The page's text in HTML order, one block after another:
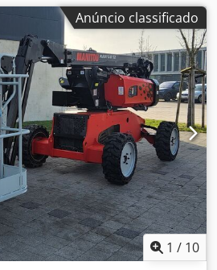
Anúncio classificado
1 / 10